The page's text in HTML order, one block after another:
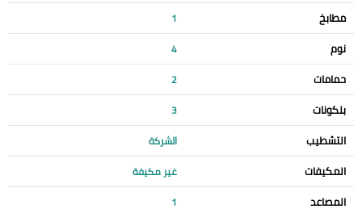
مطابخ 1
نوم 4
حمامات 2
بلكونات 3
التشطيب الشركة
المكيفات غير مكيفة
المصاعد 1